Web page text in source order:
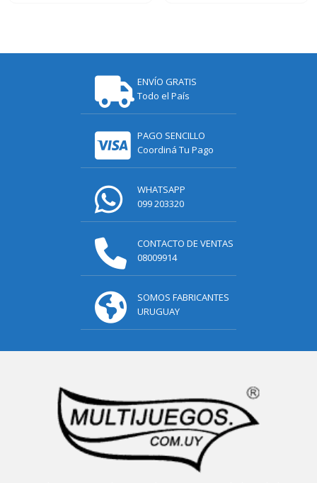
ENVÍO GRATIS
Todo el País
PAGO SENCILLO
Coordiná Tu Pago
WHATSAPP
099 203320
CONTACTO DE VENTAS
08009914
SOMOS FABRICANTES
URUGUAY